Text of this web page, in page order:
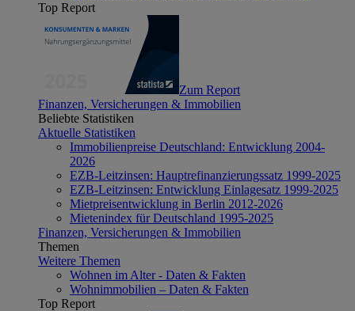
Top Report
Zum Report
Finanzen, Versicherungen & Immobilien
Beliebte Statistiken
Aktuelle Statistiken
Immobilienpreise Deutschland: Entwicklung 2004-
2026
EZB-Leitzinsen: Hauptrefinanzierungssatz 1999-2025
EZB-Leitzinsen: Entwicklung Einlagesatz 1999-2025
Mietpreisentwicklung in Berlin 2012-2026
Mietenindex für Deutschland 1995-2025
Finanzen, Versicherungen & Immobilien
Themen
Weitere Themen
Wohnen im Alter - Daten & Fakten
Wohnimmobilien – Daten & Fakten
Top Report